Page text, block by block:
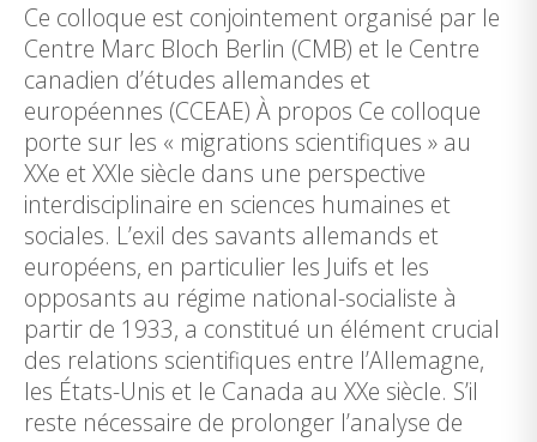
Ce colloque est conjointement organisé par le
Centre Marc Bloch Berlin (CMB) et le Centre
canadien d’études allemandes et
européennes (CCEAE) À propos Ce colloque
porte sur les « migrations scientifiques » au
XXe et XXIe siècle dans une perspective
interdisciplinaire en sciences humaines et
sociales. L’exil des savants allemands et
européens, en particulier les Juifs et les
opposants au régime national-socialiste à
partir de 1933, a constitué un élément crucial
des relations scientifiques entre l’Allemagne,
les États-Unis et le Canada au XXe siècle. S’il
reste nécessaire de prolonger l’analyse de